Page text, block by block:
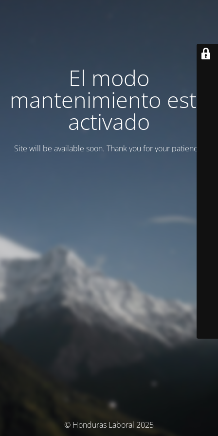
El modo
mantenimiento está
activado
Site will be available soon. Thank you for your patience!
© Honduras Laboral 2025